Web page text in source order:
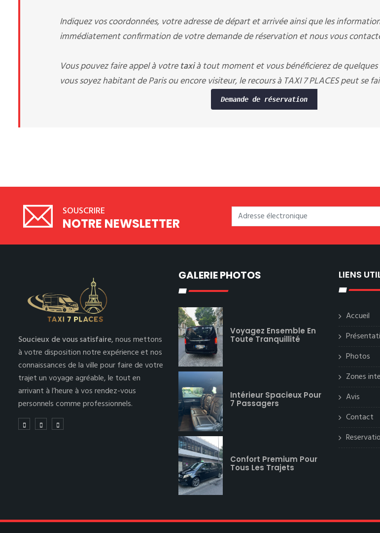
Indiquez vos coordonnées, votre adresse de départ et arrivée ainsi que les
immédiatement confirmation de votre demande de réservation et nous vous
Vous pouvez faire appel à votretaxià tout moment et vous bénéficierez de quelques
vous soyez habitant de Paris ou encore visiteur, le recours à TAXI 7 PLACES peut se
Demande de réservation
SOUSCRIRE
NOTRE NEWSLETTER
Soucieux de vous satisfaire,nous mettons
à votre disposition notre expérience et nos
connaissances de la ville pour faire de votre
trajet un voyage agréable, le tout en
arrivant à l’heure à vos rendez-vous
personnels comme professionnels.
GALERIE PHOTOS
Voyagez Ensemble En
Toute Tranquillité
Intérieur Spacieux Pour
7 Passagers
Confort Premium Pour
Tous Les Trajets
LIENS
Accueil
Photos
Zones
Avis
Contact